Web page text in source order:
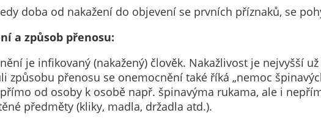
doba od nakažení do objevení se prvních příznaků, se
a způsob přenosu:
je infikovaný (nakažený) člověk. Nakažlivost je nejvyšší
způsobu přenosu se onemocnění také říká „nemoc
od osoby k osobě např. špinavýma rukama, ale i
předměty (kliky, madla, držadla atd.).
cookies